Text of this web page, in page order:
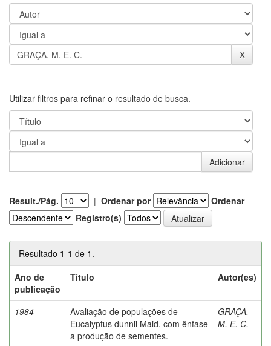
Utilizar filtros para refinar o resultado de busca.
Result./Pág. | Ordenar por
Ordenar
Registro(s)
Resultado 1-1 de 1.
Ano de
publicação
Título Autor(es)
1984
Avaliação de populações de
Eucalyptus dunnii Maid. com ênfase
a produção de sementes.
GRAÇA,
M. E. C.